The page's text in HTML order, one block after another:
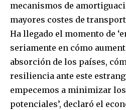
mecanismos de
mayores costes de
Ha llegado el momento de
seriamente en cómo
absorción de los países,
resiliencia ante este
empecemos a minimizar
potenciales’, declaró el